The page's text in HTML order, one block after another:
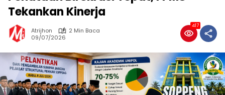
Tekankan Kinerja
Atrijhon
2 Min Baca
09/07/2026
417